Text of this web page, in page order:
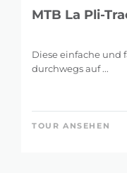
MTB La Pli-
Diese einfache und
durchwegs auf ...
TOUR ANSEHEN